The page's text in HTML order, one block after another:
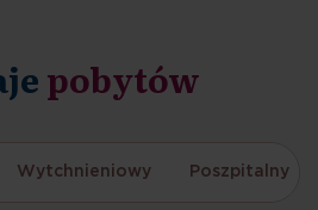
pobytów
Wytchnieniowy Poszpitalny